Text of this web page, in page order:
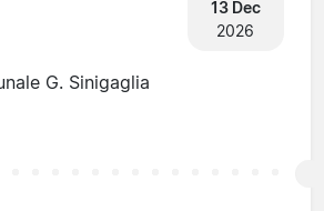
13 Dec
2026
G. Sinigaglia